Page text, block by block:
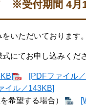
※受付期間 4月
いただいております。
にてお申し込みくださ
[PDFファイル
イル／143KB]
希望する場合）